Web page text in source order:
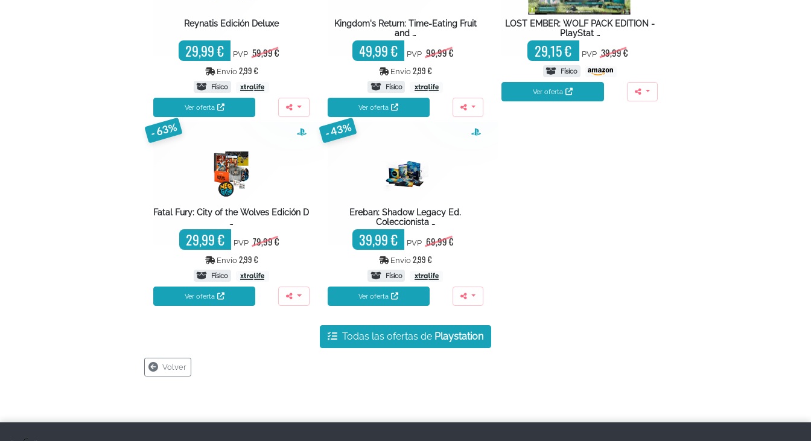
Reynatis Edición Deluxe
29,99 € PVP 59,99 €
Envío 2,99 €
Físico
Ver oferta
Kingdom's Return: Time-Eating Fruit
and …
49,99 € PVP 99,99 €
Envío2,99 €
Físico
Ver oferta
LOST EMBER: WOLF PACK EDITION -
PlayStat …
29,15 € PVP 39,99 €
Físico
Ver oferta
- 63%
Fatal Fury: City of the Wolves Edición D
…
29,99 € PVP 79,99 €
Envío 2,99 €
Físico
Ver oferta
- 43%
Ereban: Shadow Legacy Ed.
Coleccionista …
39,99 € PVP 69,99 €
Envío2,99 €
Físico
Ver oferta
Todas las ofertas de Playstation
Volver